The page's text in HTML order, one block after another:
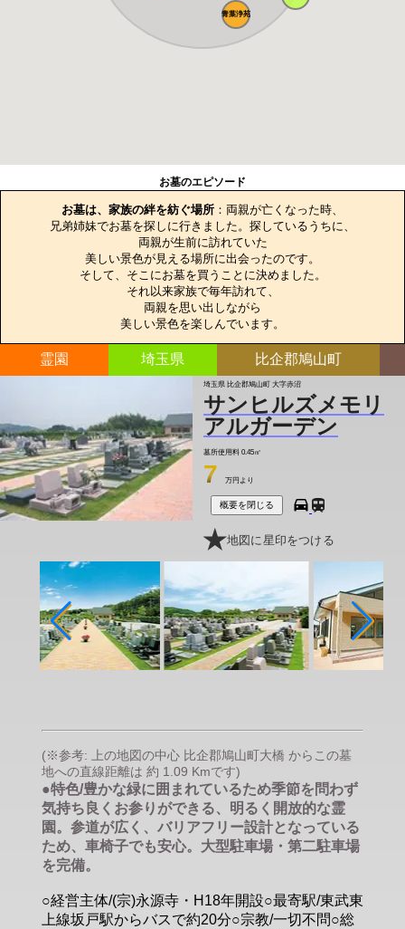
青葉浄苑
お墓のエピソード
お墓は、家族の絆を紡ぐ場所 ：両親が亡くなった時、
兄弟姉妹でお墓を探しに行きました。探しているうちに、
両親が生前に訪れていた
美しい景色が見える場所に出会ったのです。
そして、そこにお墓を買うことに決めました。
それ以来家族で毎年訪れて、
両親を思い出しながら
美しい景色を楽しんでいます。
霊園 埼玉県 比企郡鳩山町
埼玉県 比企郡鳩山町 大字赤沼
サンヒルズメモリ
アルガーデン
墓所使用料 0.45㎡
7 万円より
概要を閉じる
地図に星印をつける
(※参考: 上の地図の中心 比企郡鳩山町大橋 からこの墓
地への直線距離は 約 1.09 Kmです)
●特色/豊かな緑に囲まれているため季節を問わず
気持ち良くお参りができる、明るく開放的な霊
園。参道が広く、バリアフリー設計となっている
ため、車椅子でも安心。大型駐車場・第二駐車場
を完備。
○経営主体/(宗)永源寺・H18年開設○最寄駅/東武東
上線坂戸駅からバスで約20分○宗教/一切不問○総